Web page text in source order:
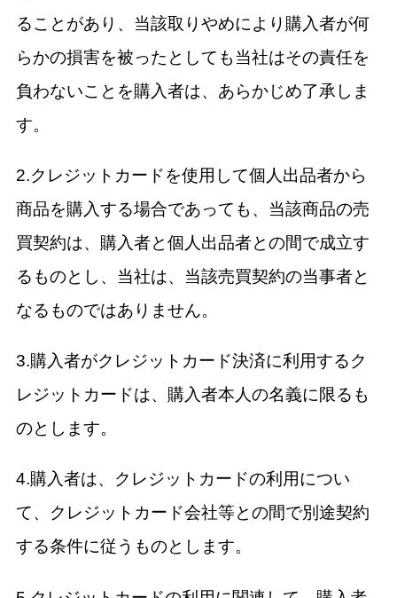
ることがあり、当該取りやめにより購入者が何
らかの損害を被ったとしても当社はその責任を
負わないことを購入者は、あらかじめ了承しま
す。
2.クレジットカードを使用して個人出品者から
商品を購入する場合であっても、当該商品の売
買契約は、購入者と個人出品者との間で成立す
るものとし、当社は、当該売買契約の当事者と
なるものではありません。
3.購入者がクレジットカード決済に利用するク
レジットカードは、購入者本人の名義に限るも
のとします。
4.購入者は、クレジットカードの利用につい
て、クレジットカード会社等との間で別途契約
する条件に従うものとします。